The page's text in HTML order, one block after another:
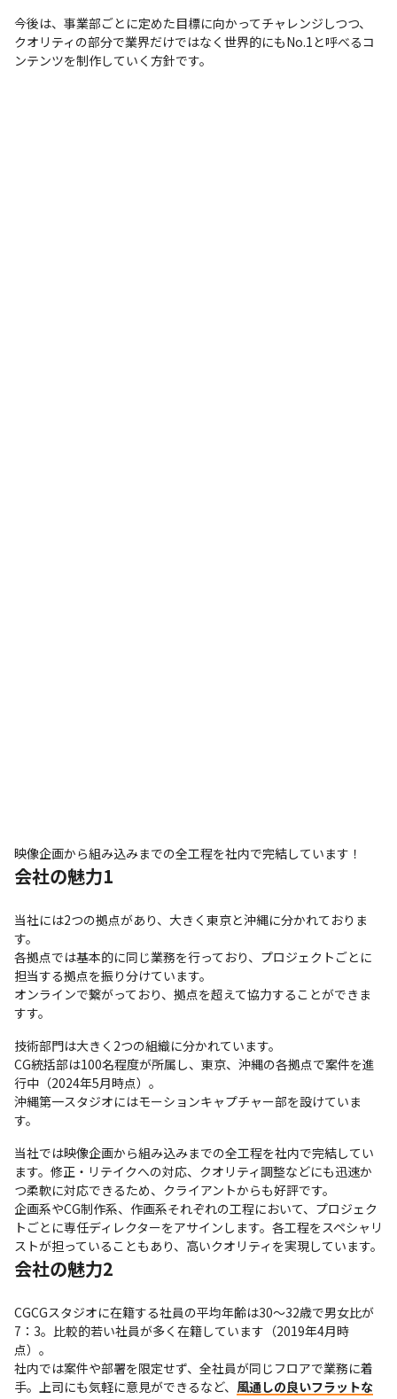
今後は、事業部ごとに定めた目標に向かってチャレンジしつつ、
クオリティの部分で業界だけではなく世界的にもNo.1と呼べるコ
ンテンツを制作していく方針です。
映像企画から組み込みまでの全工程を社内で完結しています！
会社の魅力1
当社には2つの拠点があり、大きく東京と沖縄に分かれておりま
す。
各拠点では基本的に同じ業務を行っており、プロジェクトごとに
担当する拠点を振り分けています。
オンラインで繋がっており、拠点を超えて協力することができま
すす。
技術部門は大きく2つの組織に分かれています。
CG統括部は100名程度が所属し、東京、沖縄の各拠点で案件を進
行中（2024年5月時点）。
沖縄第一スタジオにはモーションキャプチャー部を設けていま
す。
当社では映像企画から組み込みまでの全工程を社内で完結してい
ます。修正・リテイクへの対応、クオリティ調整などにも迅速か
つ柔軟に対応できるため、クライアントからも好評です。
企画系やCG制作系、作画系それぞれの工程において、プロジェク
トごとに専任ディレクターをアサインします。各工程をスペシャリ
ストが担っていることもあり、高いクオリティを実現しています。
会社の魅力2
CGCGスタジオに在籍する社員の平均年齢は30～32歳で男女比が
7：3。比較的若い社員が多く在籍しています（2019年4月時
点）。
社内では案件や部署を限定せず、全社員が同じフロアで業務に着
手。上司にも気軽に意見ができるなど、 風通しの良いフラットな